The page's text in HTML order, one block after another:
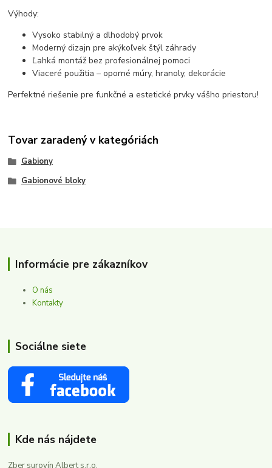
Výhody:
Vysoko stabilný a dlhodobý prvok
Moderný dizajn pre akýkoľvek štýl záhrady
Ľahká montáž bez profesionálnej pomoci
Viaceré použitia – oporné múry, hranoly, dekorácie
Perfektné riešenie pre funkčné a estetické prvky vášho priestoru!
Tovar zaradený v kategóriách
Gabiony
Gabionové bloky
Informácie pre zákazníkov
O nás
Kontakty
Sociálne siete
Kde nás nájdete
Zber surovín Albert s.r.o.